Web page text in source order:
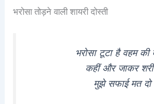
भरोसा तोड़ने वाली शायरी दोस्ती
भरोसा टूटा है वहम की
कहीं और जाकर
मुझे सफाई मत